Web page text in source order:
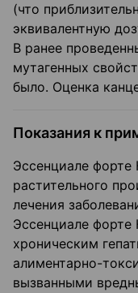
(что
эквивалентную
В ранее
мутагенных
было. Оценка
Показания к
Эссенциале форте
растительного
лечения
Эссенциале форте
хроническим
алиментарно-
вызванными